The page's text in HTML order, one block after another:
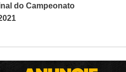
do Campeonato